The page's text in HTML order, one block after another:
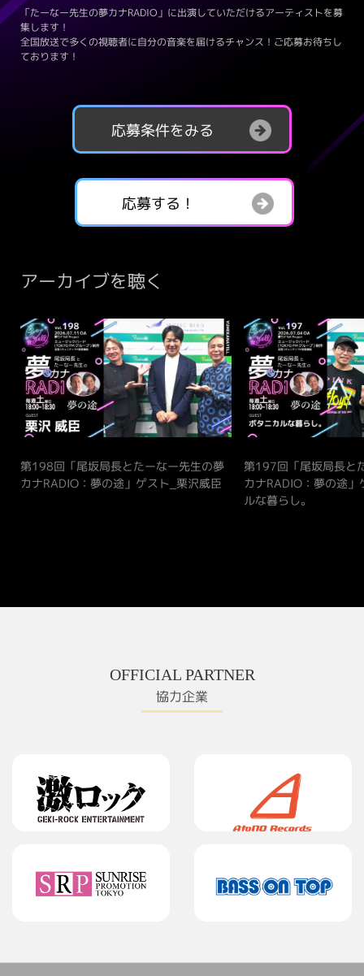
「たーなー先生の夢カナRADIO」に出演していただけるアーティストを募
集します！
全国放送で多くの視聴者に自分の音楽を届けるチャンス！ご応募お待ちし
ております！
応募条件をみる
応募する！
アーカイブを聴く
第198回「尾坂局長とたーなー先生の夢
カナRADIO：夢の途」ゲスト_栗沢威臣
第197回「尾坂局長と
カナRADIO：夢の途
ルな暮らし。
OFFICIAL PARTNER
協力企業